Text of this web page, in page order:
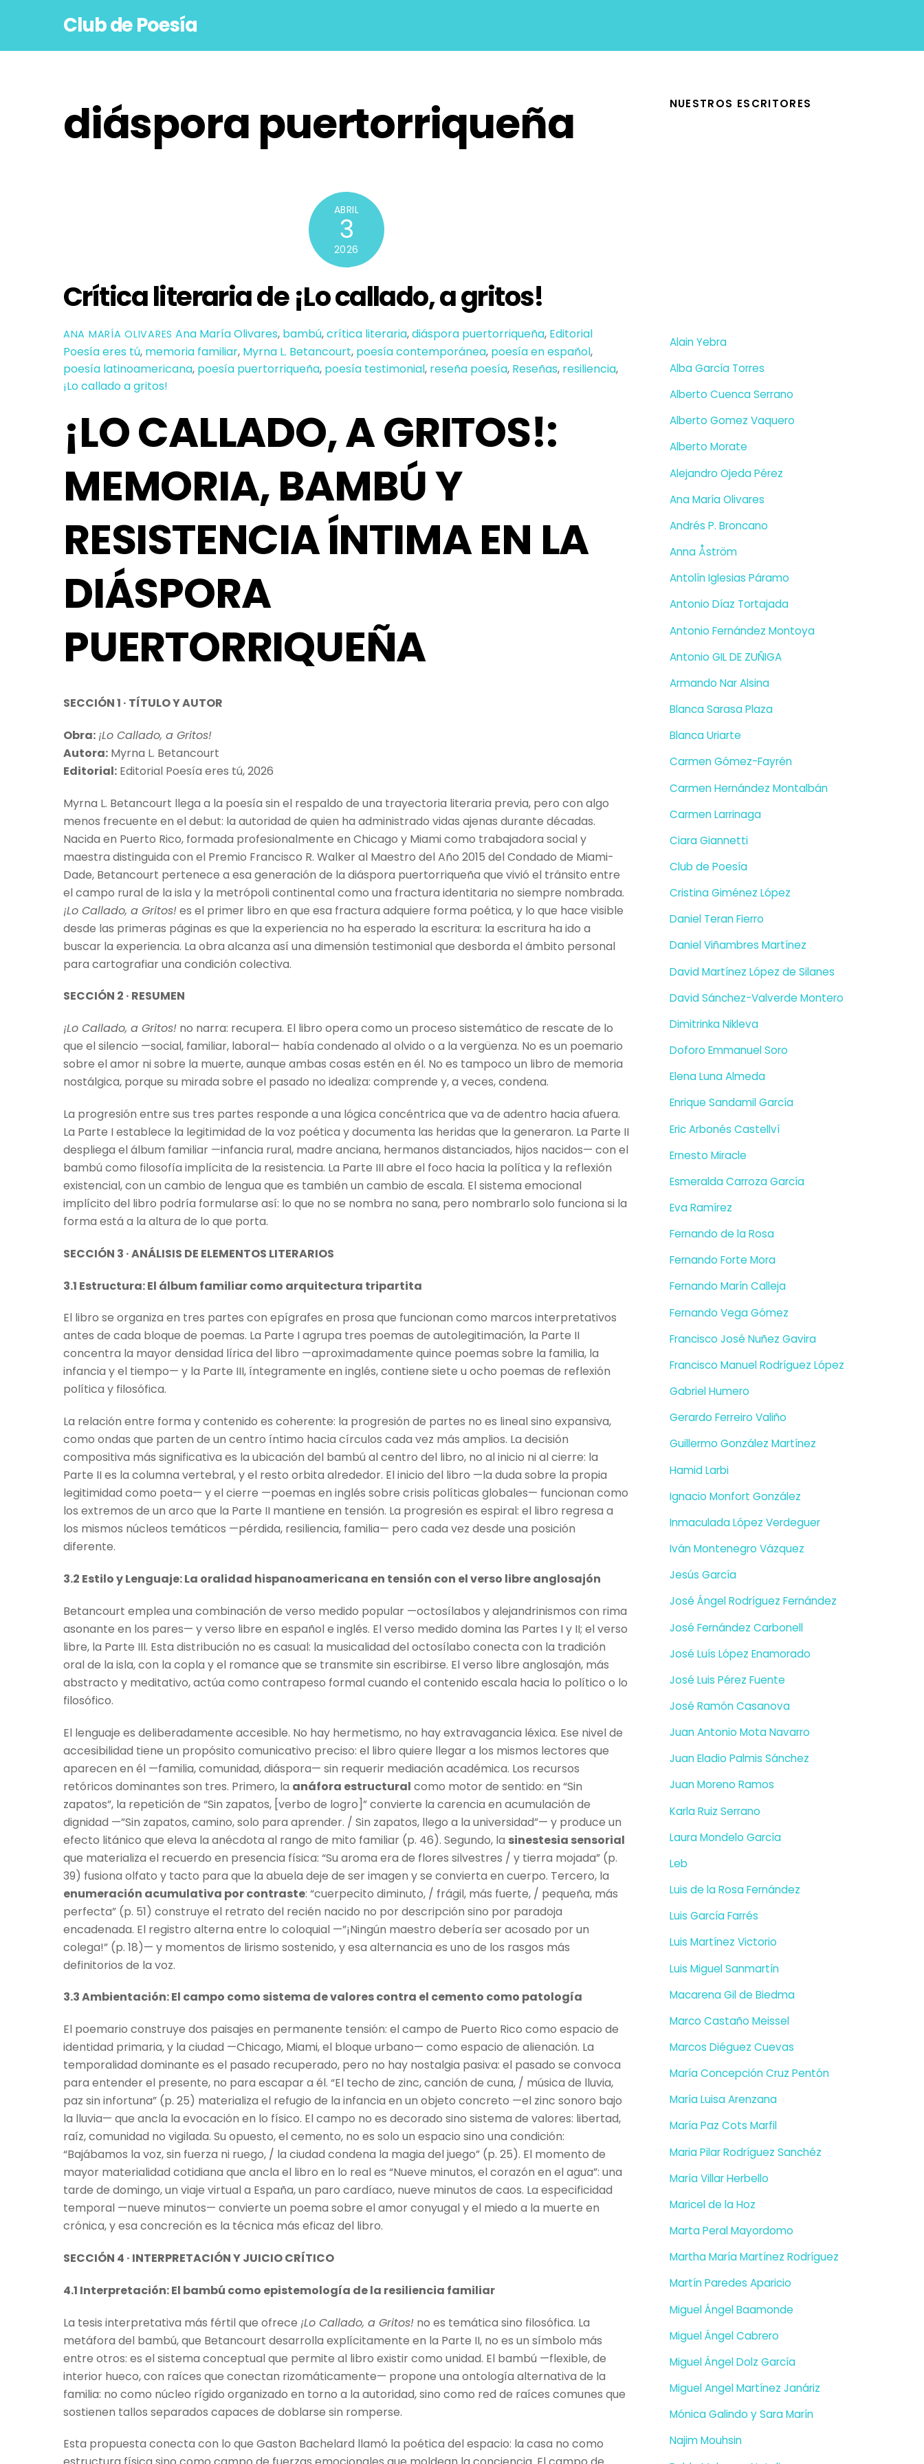
Club de Poesía
diáspora puertorriqueña
ABRIL
3
2026
Crítica literaria de ¡Lo callado, a gritos!
ANA MARÍA OLIVARES Ana María Olivares, bambú,crítica literaria,diáspora puertorriqueña, Editorial
Poesía eres tú, memoria familiar, Myrna L. Betancourt, poesía contemporánea, poesía en español,
poesía latinoamericana, poesía puertorriqueña, poesía testimonial, reseña poesía, Reseñas, resiliencia,
¡Lo callado a gritos!
¡LO CALLADO, A GRITOS!:
MEMORIA, BAMBÚ Y
RESISTENCIA ÍNTIMA EN LA
DIÁSPORA
PUERTORRIQUEÑA
SECCIÓN 1 · TÍTULO Y AUTOR
Obra: ¡Lo Callado, a Gritos!
Autora: Myrna L. Betancourt
Editorial: Editorial Poesía eres tú, 2026
Myrna L. Betancourt llega a la poesía sin el respaldo de una trayectoria literaria previa, pero con algo
menos frecuente en el debut: la autoridad de quien ha administrado vidas ajenas durante décadas.
Nacida en Puerto Rico, formada profesionalmente en Chicago y Miami como trabajadora social y
maestra distinguida con el Premio Francisco R. Walker al Maestro del Año 2015 del Condado de Miami-
Dade, Betancourt pertenece a esa generación de la diáspora puertorriqueña que vivió el tránsito entre
el campo rural de la isla y la metrópoli continental como una fractura identitaria no siempre nombrada.
¡Lo Callado, a Gritos!es el primer libro en que esa fractura adquiere forma poética, y lo que hace visible
desde las primeras páginas es que la experiencia no ha esperado la escritura: la escritura ha ido a
buscar la experiencia. La obra alcanza así una dimensión testimonial que desborda el ámbito personal
para cartografiar una condición colectiva.
SECCIÓN 2 · RESUMEN
¡Lo Callado, a Gritos! no narra: recupera. El libro opera como un proceso sistemático de rescate de lo
que el silencio —social, familiar, laboral— había condenado al olvido o a la vergüenza. No es un poemario
sobre el amor ni sobre la muerte, aunque ambas cosas estén en él. No es tampoco un libro de memoria
nostálgica, porque su mirada sobre el pasado no idealiza: comprende y, a veces, condena.
La progresión entre sus tres partes responde a una lógica concéntrica que va de adentro hacia afuera.
La Parte I establece la legitimidad de la voz poética y documenta las heridas que la generaron. La Parte II
despliega el álbum familiar —infancia rural, madre anciana, hermanos distanciados, hijos nacidos— con el
bambú como filosofía implícita de la resistencia. La Parte III abre el foco hacia la política y la reflexión
existencial, con un cambio de lengua que es también un cambio de escala. El sistema emocional
implícito del libro podría formularse así: lo que no se nombra no sana, pero nombrarlo solo funciona si la
forma está a la altura de lo que porta.
SECCIÓN 3 · ANÁLISIS DE ELEMENTOS LITERARIOS
3.1 Estructura: El álbum familiar como arquitectura tripartita
El libro se organiza en tres partes con epígrafes en prosa que funcionan como marcos interpretativos
antes de cada bloque de poemas. La Parte I agrupa tres poemas de autolegitimación, la Parte II
concentra la mayor densidad lírica del libro —aproximadamente quince poemas sobre la familia, la
infancia y el tiempo— y la Parte III, íntegramente en inglés, contiene siete u ocho poemas de reflexión
política y filosófica.
La relación entre forma y contenido es coherente: la progresión de partes no es lineal sino expansiva,
como ondas que parten de un centro íntimo hacia círculos cada vez más amplios. La decisión
compositiva más significativa es la ubicación del bambú al centro del libro, no al inicio ni al cierre: la
Parte II es la columna vertebral, y el resto orbita alrededor. El inicio del libro —la duda sobre la propia
legitimidad como poeta— y el cierre —poemas en inglés sobre crisis políticas globales— funcionan como
los extremos de un arco que la Parte II mantiene en tensión. La progresión es espiral: el libro regresa a
los mismos núcleos temáticos —pérdida, resiliencia, familia— pero cada vez desde una posición
diferente.
3.2 Estilo y Lenguaje: La oralidad hispanoamericana en tensión con el verso libre anglosajón
Betancourt emplea una combinación de verso medido popular —octosílabos y alejandrinismos con rima
asonante en los pares— y verso libre en español e inglés. El verso medido domina las Partes I y II; el verso
libre, la Parte III. Esta distribución no es casual: la musicalidad del octosílabo conecta con la tradición
oral de la isla, con la copla y el romance que se transmite sin escribirse. El verso libre anglosajón, más
abstracto y meditativo, actúa como contrapeso formal cuando el contenido escala hacia lo político o lo
filosófico.
El lenguaje es deliberadamente accesible. No hay hermetismo, no hay extravagancia léxica. Ese nivel de
accesibilidad tiene un propósito comunicativo preciso: el libro quiere llegar a los mismos lectores que
aparecen en él —familia, comunidad, diáspora— sin requerir mediación académica. Los recursos
retóricos dominantes son tres. Primero, la anáfora estructural como motor de sentido: en “Sin
zapatos”, la repetición de “Sin zapatos, [verbo de logro]” convierte la carencia en acumulación de
dignidad —”Sin zapatos, camino, solo para aprender. / Sin zapatos, llego a la universidad”— y produce un
efecto litánico que eleva la anécdota al rango de mito familiar (p. 46). Segundo, la sinestesia sensorial
que materializa el recuerdo en presencia física: “Su aroma era de flores silvestres / y tierra mojada” (p.
39) fusiona olfato y tacto para que la abuela deje de ser imagen y se convierta en cuerpo. Tercero, la
enumeración acumulativa por contraste: “cuerpecito diminuto, / frágil, más fuerte, / pequeña, más
perfecta” (p. 51) construye el retrato del recién nacido no por descripción sino por paradoja
encadenada. El registro alterna entre lo coloquial —”¡Ningún maestro debería ser acosado por un
colega!” (p. 18)— y momentos de lirismo sostenido, y esa alternancia es uno de los rasgos más
definitorios de la voz.
3.3 Ambientación: El campo como sistema de valores contra el cemento como patología
El poemario construye dos paisajes en permanente tensión: el campo de Puerto Rico como espacio de
identidad primaria, y la ciudad —Chicago, Miami, el bloque urbano— como espacio de alienación. La
temporalidad dominante es el pasado recuperado, pero no hay nostalgia pasiva: el pasado se convoca
para entender el presente, no para escapar a él. “El techo de zinc, canción de cuna, / música de lluvia,
paz sin infortuna” (p. 25) materializa el refugio de la infancia en un objeto concreto —el zinc sonoro bajo
la lluvia— que ancla la evocación en lo físico. El campo no es decorado sino sistema de valores: libertad,
raíz, comunidad no vigilada. Su opuesto, el cemento, no es solo un espacio sino una condición:
“Bajábamos la voz, sin fuerza ni ruego, / la ciudad condena la magia del juego” (p. 25). El momento de
mayor materialidad cotidiana que ancla el libro en lo real es “Nueve minutos, el corazón en el agua”: una
tarde de domingo, un viaje virtual a España, un paro cardíaco, nueve minutos de caos. La especificidad
temporal —nueve minutos— convierte un poema sobre el amor conyugal y el miedo a la muerte en
crónica, y esa concreción es la técnica más eficaz del libro.
SECCIÓN 4 · INTERPRETACIÓN Y JUICIO CRÍTICO
4.1 Interpretación: El bambú como epistemología de la resiliencia familiar
La tesis interpretativa más fértil que ofrece ¡Lo Callado, a Gritos! no es temática sino filosófica. La
metáfora del bambú, que Betancourt desarrolla explícitamente en la Parte II, no es un símbolo más
entre otros: es el sistema conceptual que permite al libro existir como unidad. El bambú —flexible, de
interior hueco, con raíces que conectan rizomáticamente— propone una ontología alternativa de la
familia: no como núcleo rígido organizado en torno a la autoridad, sino como red de raíces comunes que
sostienen tallos separados capaces de doblarse sin romperse.
Esta propuesta conecta con lo que Gaston Bachelard llamó la poética del espacio: la casa no como
NUESTROS ESCRITORES
Alain Yebra
Alba García Torres
Alberto Cuenca Serrano
Alberto Gomez Vaquero
Alberto Morate
Alejandro Ojeda Pérez
Ana María Olivares
Andrés P. Broncano
Anna Åström
Antolín Iglesias Páramo
Antonio Díaz Tortajada
Antonio Fernández Montoya
Antonio GIL DE ZUÑIGA
Armando Nar Alsina
Blanca Sarasa Plaza
Blanca Uriarte
Carmen Gómez-Fayrén
Carmen Hernández Montalbán
Carmen Larrinaga
Ciara Giannetti
Club de Poesía
Cristina Giménez López
Daniel Teran Fierro
Daniel Viñambres Martínez
David Martínez López de Silanes
David Sánchez-Valverde Montero
Dimitrinka Nikleva
Doforo Emmanuel Soro
Elena Luna Almeda
Enrique Sandamil García
Eric Arbonés Castellví
Ernesto Miracle
Esmeralda Carroza García
Eva Ramírez
Fernando de la Rosa
Fernando Forte Mora
Fernando Marín Calleja
Fernando Vega Gómez
Francisco José Nuñez Gavira
Francisco Manuel Rodríguez López
Gabriel Humero
Gerardo Ferreiro Valiño
Guillermo González Martínez
Hamid Larbi
Ignacio Monfort González
Inmaculada López Verdeguer
Iván Montenegro Vázquez
Jesús García
José Ángel Rodríguez Fernández
José Fernández Carbonell
José Luís López Enamorado
José Luis Pérez Fuente
José Ramón Casanova
Juan Antonio Mota Navarro
Juan Eladio Palmis Sánchez
Juan Moreno Ramos
Karla Ruiz Serrano
Laura Mondelo García
Leb
Luis de la Rosa Fernández
Luis García Farrés
Luis Martínez Victorio
Luis Miguel Sanmartín
Macarena Gil de Biedma
Marco Castaño Meissel
Marcos Diéguez Cuevas
María Concepción Cruz Pentón
María Luisa Arenzana
María Paz Cots Marfil
Maria Pilar Rodríguez Sanchéz
María Villar Herbello
Maricel de la Hoz
Marta Peral Mayordomo
Martha María Martínez Rodríguez
Martín Paredes Aparicio
Miguel Ángel Baamonde
Miguel Ángel Cabrero
Miguel Ángel Dolz García
Miguel Angel Martínez Janáriz
Mónica Galindo y Sara Marín
Najim Mouhsin